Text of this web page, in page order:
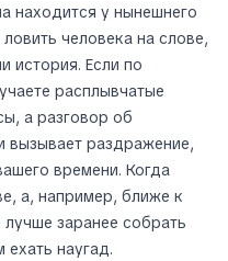
находится у нынешнего
человека на слове,
история. Если по
расплывчатые
а разговор об
вызывает раздражение,
времени. Когда
а, например, ближе к
заранее собрать
наугад.